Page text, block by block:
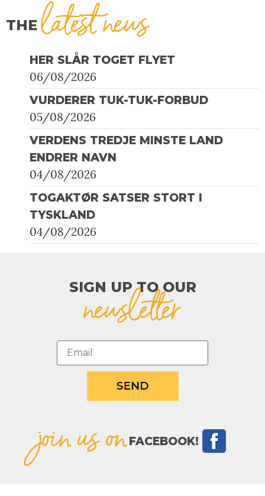
THElatest news
HER SLÅR TOGET FLYET
06/08/2026
VURDERER TUK-TUK-FORBUD
05/08/2026
VERDENS TREDJE MINSTE LAND
ENDRER NAVN
04/08/2026
TOGAKTØR SATSER STORT I
TYSKLAND
04/08/2026
SIGN UP TO OUR​
newsletter
join us on FACEBOOK!